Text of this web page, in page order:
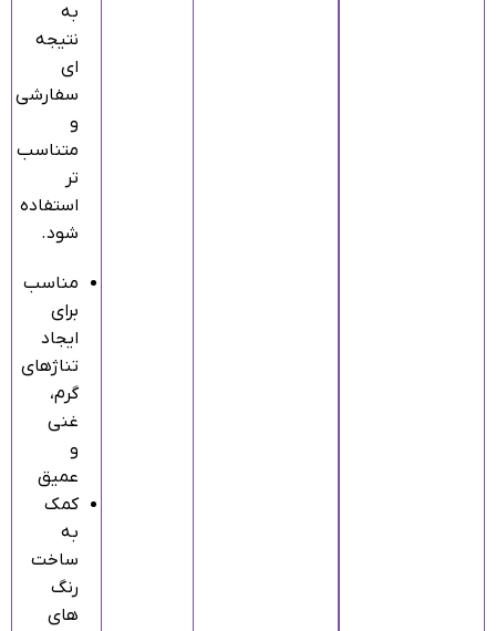
به
نتیجه‌
ای
سفارشی
و
متناسب‌
تر
استفاده
شود.
مناسب
برای
ایجاد
تناژهای
گرم،
غنی
و
عمیق
کمک
به
ساخت
رنگ‌
های